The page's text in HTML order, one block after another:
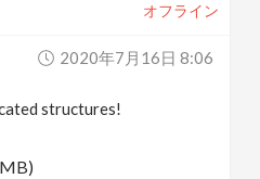
オフライン
2020年7月16日 8:06
structures!